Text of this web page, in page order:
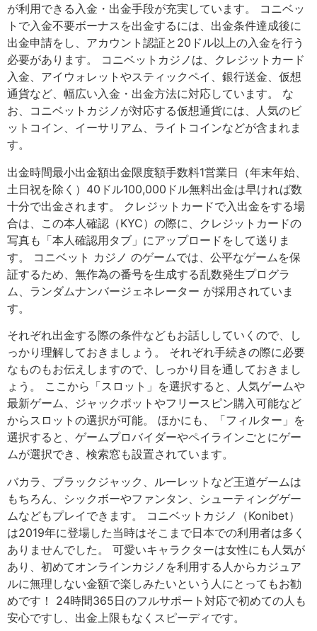
が利用できる入金・出金手段が充実しています。 コニベッ
トで入金不要ボーナスを出金するには、出金条件達成後に
出金申請をし、アカウント認証と20ドル以上の入金を行う
必要があります。 コニベットカジノは、クレジットカード
入金、アイウォレットやスティックペイ、銀行送金、仮想
通貨など、幅広い入金・出金方法に対応しています。 な
お、コニベットカジノが対応する仮想通貨には、人気のビ
ットコイン、イーサリアム、ライトコインなどが含まれま
す。
出金時間最小出金額出金限度額手数料1営業日（年末年始、
土日祝を除く）40ドル100,000ドル無料出金は早ければ数
十分で出金されます。 クレジットカードで入出金をする場
合は、この本人確認（KYC）の際に、クレジットカードの
写真も「本人確認用タブ」にアップロードをして送りま
す。 コニベット カジノ のゲームでは、公平なゲームを保
証するため、無作為の番号を生成する乱数発生プログラ
ム、ランダムナンバージェネレーター が採用されていま
す。
それぞれ出金する際の条件などもお話ししていくので、し
っかり理解しておきましょう。 それぞれ手続きの際に必要
なものもお伝えしますので、しっかり目を通しておきまし
ょう。 ここから「スロット」を選択すると、人気ゲームや
最新ゲーム、ジャックポットやフリースピン購入可能など
からスロットの選択が可能。 ほかにも、「フィルター」を
選択すると、ゲームプロバイダーやペイラインごとにゲー
ムが選択でき、検索窓も設置されています。
バカラ、ブラックジャック、ルーレットなど王道ゲームは
もちろん、シックボーやファンタン、シューティングゲー
ムなどもプレイできます。 コニベットカジノ（Konibet）
は2019年に登場した当時はそこまで日本での利用者は多く
ありませんでした。 可愛いキャラクターは女性にも人気が
あり、初めてオンラインカジノを利用する人からカジュア
ルに無理しない金額で楽しみたいという人にとってもお勧
めです！ 24時間365日のフルサポート対応で初めての人も
安心ですし、出金上限もなくスピーディです。